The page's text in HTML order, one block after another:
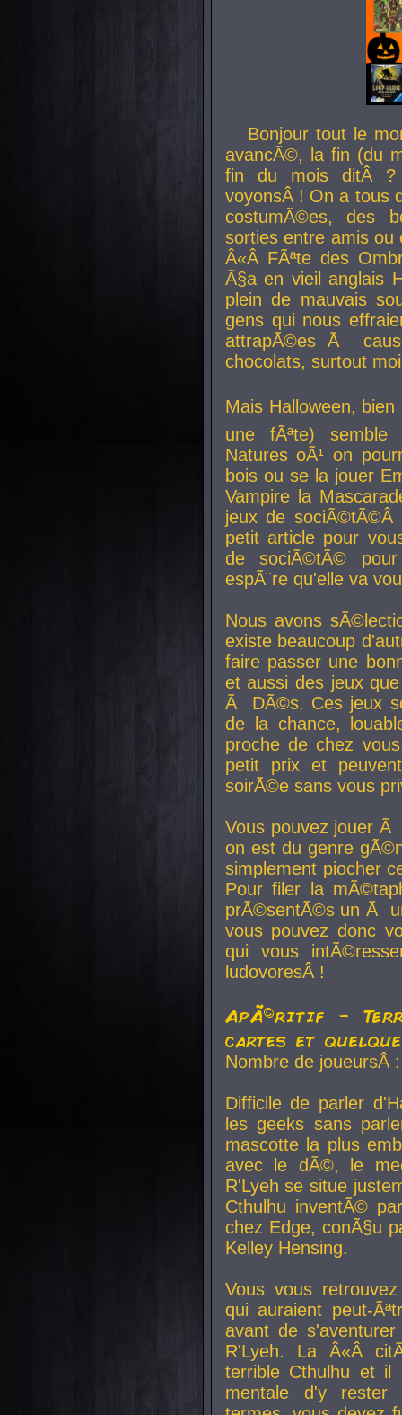
Bonjour tout le
avancÃ©, la fin (du
fin du mois ditÂ ?
voyonsÂ ! On a tous
costumÃ©es, des
sorties entre amis
Â«Â FÃªte des
Ã§a en vieil anglais
plein de mauvais
gens qui nous
attrapÃ©es Ã
chocolats, surtout
Mais Halloween, bien
une fÃªte) semble
Natures oÃ¹ on
bois ou se la jouer
Vampire la
jeux de
petit article pour
de sociÃ©tÃ©
espÃ¨re qu'elle va
Nous avons
existe beaucoup
faire passer une
et aussi des jeux
Ã DÃ©s. Ces jeux
de la chance,
proche de chez
petit prix et
soirÃ©e sans vous
Vous pouvez jouer
on est du genre
simplement piocher
Pour filer la
prÃ©sentÃ©s un Ã
vous pouvez donc
qui vous
ludovoresÂ !
ApÃ©ritif -
cartes et
Nombre de
Difficile de parler
les geeks sans
mascotte la plus
avec le dÃ©, le
R'Lyeh se situe
Cthulhu inventÃ©
chez Edge, conÃ§u
Kelley Hensing.
Vous vous
qui auraient peut-
avant de
R'Lyeh. La Â«Â
terrible Cthulhu et
mentale d'y rester